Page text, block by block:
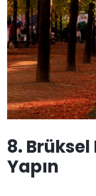
8.
Yapın